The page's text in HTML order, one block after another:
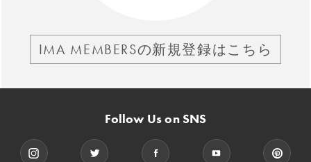
IMA MEMBERSの新規登録はこちら
Follow Us on SNS